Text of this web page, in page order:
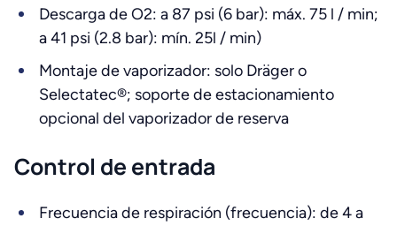
Descarga de O2: a 87 psi (6 bar): máx. 75 l / min;
a 41 psi (2.8 bar): mín. 25l / min)
Montaje de vaporizador: solo Dräger o
Selectatec®; soporte de estacionamiento
opcional del vaporizador de reserva
Control de entrada
Frecuencia de respiración (frecuencia): de 4 a